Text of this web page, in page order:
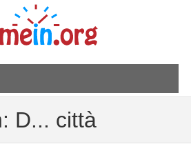
D... città